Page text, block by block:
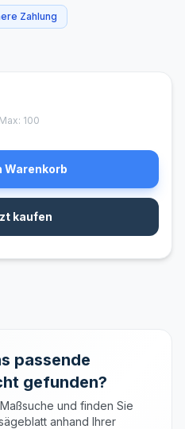
Zahlung
100
Warenkorb
kaufen
passende
gefunden?
und finden Sie
anhand Ihrer